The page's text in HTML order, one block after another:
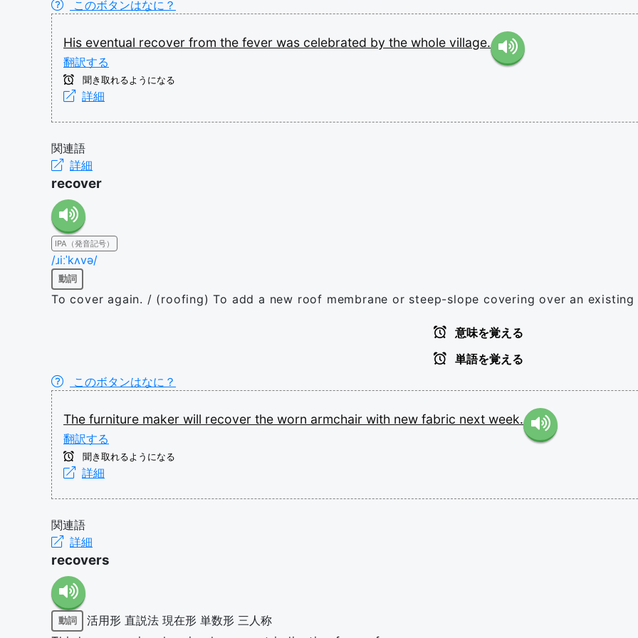
このボタンはなに？
His eventual recover from the fever was celebrated by the whole village.
翻訳する
聞き取れるようになる
詳細
関連語
詳細
recover
IPA（発音記号）
/ɹiːˈkʌvə/
動詞
To cover again. / (roofing) To add a new roof membrane or steep-slope covering over an existing
意味を覚える
単語を覚える
このボタンはなに？
The furniture maker will recover the worn armchair with new fabric next week.
翻訳する
聞き取れるようになる
詳細
関連語
詳細
recovers
動詞 活用形 直説法 現在形 単数形 三人称